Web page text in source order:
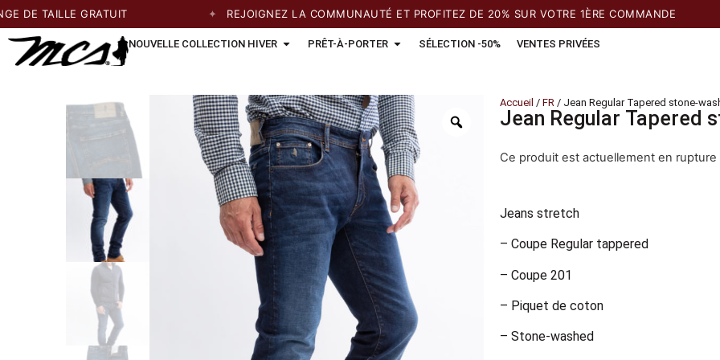
TAILLE GRATUIT REJOIGNEZ LA COMMUNAUTÉ ET PROFITEZ DE 20% SUR VOTRE 1ÈRE COMMANDE
NOUVELLE COLLECTION HIVER PRÊT-À-PORTER SÉLECTION -50% VENTES PRIVÉES
Accueil / FR / Jean Regular Tapered stone-
Jean Regular Tapered
Ce produit est actuellement en rupture
Jeans stretch
– Coupe Regular tappered
– Coupe 201
– Piquet de coton
– Stone-washed